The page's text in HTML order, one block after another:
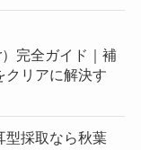
完全ガイド｜補
クリアに解決す
型採取なら秋葉